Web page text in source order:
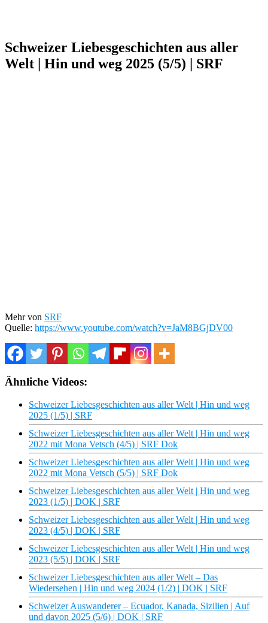
Schweizer Liebesgeschichten aus aller
Welt | Hin und weg 2025 (5/5) | SRF
Mehr von SRF
Quelle: https://www.youtube.com/watch?v=JaM8BGjDV00
Ähnliche Videos:
Schweizer Liebesgeschichten aus aller Welt | Hin und weg
2025 (1/5) | SRF
Schweizer Liebesgeschichten aus aller Welt | Hin und weg
2022 mit Mona Vetsch (4/5) | SRF Dok
Schweizer Liebesgeschichten aus aller Welt | Hin und weg
2022 mit Mona Vetsch (5/5) | SRF Dok
Schweizer Liebesgeschichten aus aller Welt | Hin und weg
2023 (1/5) | DOK | SRF
Schweizer Liebesgeschichten aus aller Welt | Hin und weg
2023 (4/5) | DOK | SRF
Schweizer Liebesgeschichten aus aller Welt | Hin und weg
2023 (5/5) | DOK | SRF
Schweizer Liebesgeschichten aus aller Welt – Das
Wiedersehen | Hin und weg 2024 (1/2) | DOK | SRF
Schweizer Auswanderer – Ecuador, Kanada, Sizilien | Auf
und davon 2025 (5/6) | DOK | SRF